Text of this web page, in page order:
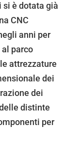
è dotata già
CNC
anni per
parco
attrezzature
dei
dei
distinte
per